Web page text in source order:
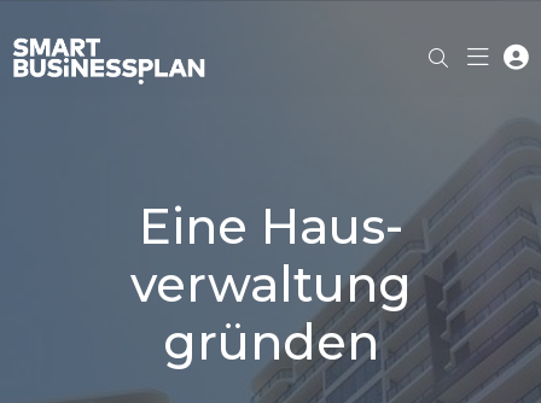
Eine Haus­
verwaltung
gründen